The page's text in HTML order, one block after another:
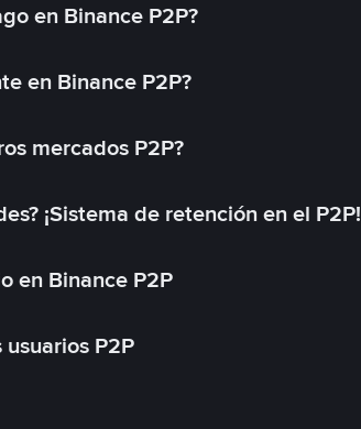
en Binance P2P?
en Binance P2P?
mercados P2P?
¡Sistema de retención en el P2P!
en Binance P2P
P2P